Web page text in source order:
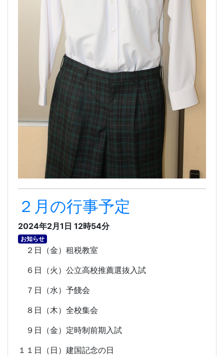
２月の行事予定
2024年2月1日 12時54分
お知らせ
２日（金）租税教室
６日（火）公立高校推薦選抜入試
７日（水）予餞会
８日（木）全校集会
９日（金）定時制前期入試
１１日（日）建国記念の日